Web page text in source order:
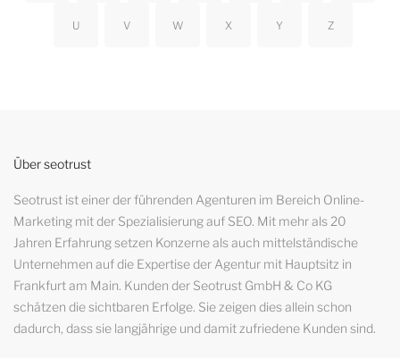
U V W X Y Z
Über seotrust
Seotrust ist einer der führenden Agenturen im Bereich Online-
Marketing mit der Spezialisierung auf SEO. Mit mehr als 20
Jahren Erfahrung setzen Konzerne als auch mittelständische
Unternehmen auf die Expertise der Agentur mit Hauptsitz in
Frankfurt am Main. Kunden der Seotrust GmbH & Co KG
schätzen die sichtbaren Erfolge. Sie zeigen dies allein schon
dadurch, dass sie langjährige und damit zufriedene Kunden sind.